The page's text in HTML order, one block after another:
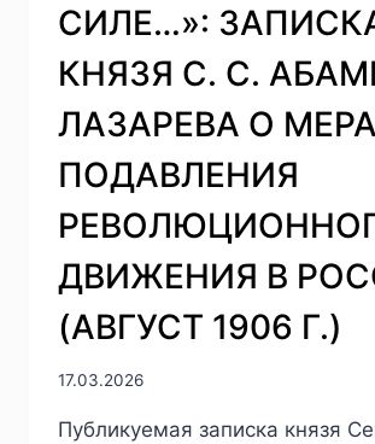
СИЛЕ…»:
КНЯЗЯ С. С.
ЛАЗАРЕВА О
ПОДАВЛЕНИЯ
ДВИЖЕНИЯ В
(АВГУСТ 1906 Г.)
17.03.2026
Публикуемая записка князя